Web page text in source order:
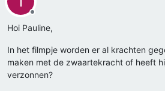
Offline
Hoi Pauline,
In het filmpje worden er al krachten
maken met de zwaartekracht of heeft
verzonnen?